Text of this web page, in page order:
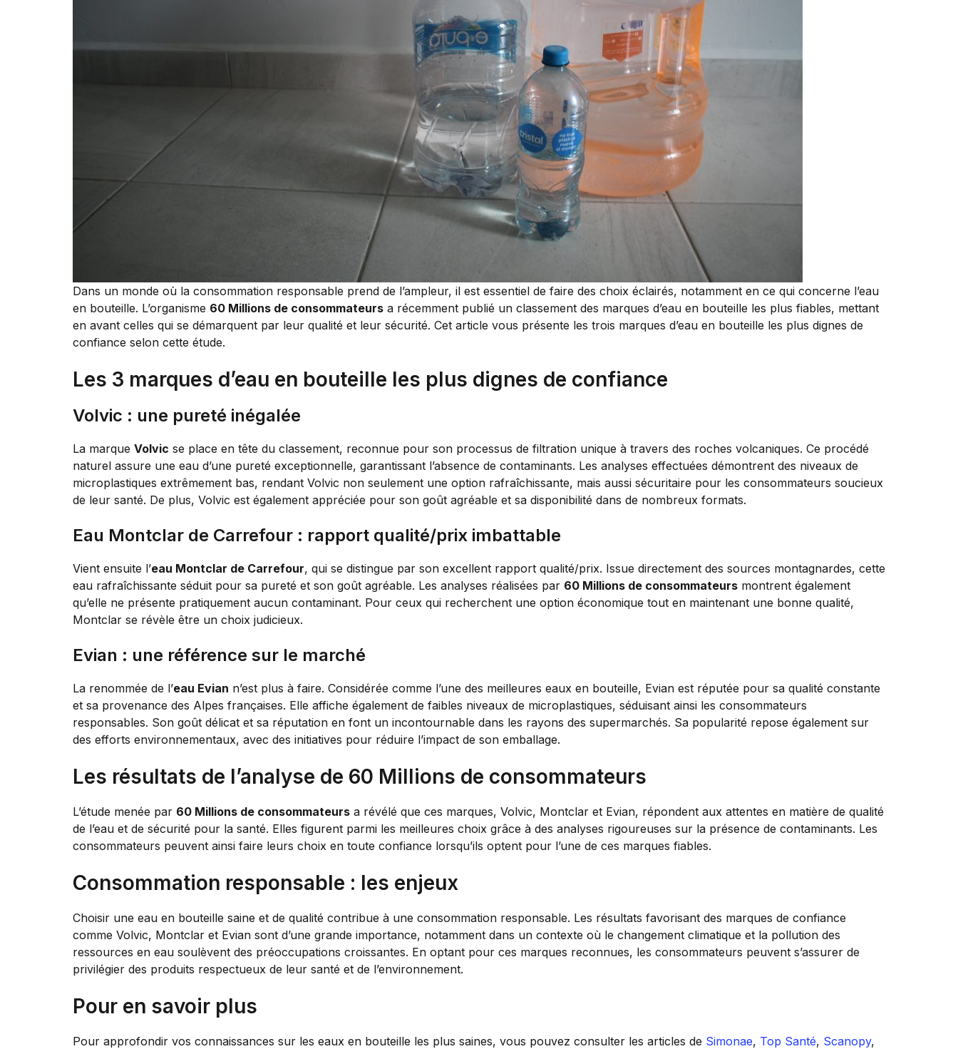
Dans un monde où la consommation responsable prend de l’ampleur, il est essentiel de faire des choix éclairés, notamment en ce qui concerne l’eau
en bouteille. L’organisme 60 Millions de consommateurs a récemment publié un classement des marques d’eau en bouteille les plus fiables, mettant
en avant celles qui se démarquent par leur qualité et leur sécurité. Cet article vous présente les trois marques d’eau en bouteille les plus dignes de
confiance selon cette étude.
Les 3 marques d’eau en bouteille les plus dignes de confiance
Volvic : une pureté inégalée
La marque Volvic se place en tête du classement, reconnue pour son processus de filtration unique à travers des roches volcaniques. Ce procédé
naturel assure une eau d’une pureté exceptionnelle, garantissant l’absence de contaminants. Les analyses effectuées démontrent des niveaux de
microplastiques extrêmement bas, rendant Volvic non seulement une option rafraîchissante, mais aussi sécuritaire pour les consommateurs soucieux
de leur santé. De plus, Volvic est également appréciée pour son goût agréable et sa disponibilité dans de nombreux formats.
Eau Montclar de Carrefour : rapport qualité/prix imbattable
Vient ensuite l’eau Montclar de Carrefour, qui se distingue par son excellent rapport qualité/prix. Issue directement des sources montagnardes, cette
eau rafraîchissante séduit pour sa pureté et son goût agréable. Les analyses réalisées par 60 Millions de consommateurs montrent également
qu’elle ne présente pratiquement aucun contaminant. Pour ceux qui recherchent une option économique tout en maintenant une bonne qualité,
Montclar se révèle être un choix judicieux.
Evian : une référence sur le marché
La renommée de l’eau Evian n’est plus à faire. Considérée comme l’une des meilleures eaux en bouteille, Evian est réputée pour sa qualité constante
et sa provenance des Alpes françaises. Elle affiche également de faibles niveaux de microplastiques, séduisant ainsi les consommateurs
responsables. Son goût délicat et sa réputation en font un incontournable dans les rayons des supermarchés. Sa popularité repose également sur
des efforts environnementaux, avec des initiatives pour réduire l’impact de son emballage.
Les résultats de l’analyse de 60 Millions de consommateurs
L’étude menée par 60 Millions de consommateurs a révélé que ces marques, Volvic, Montclar et Evian, répondent aux attentes en matière de qualité
de l’eau et de sécurité pour la santé. Elles figurent parmi les meilleures choix grâce à des analyses rigoureuses sur la présence de contaminants. Les
consommateurs peuvent ainsi faire leurs choix en toute confiance lorsqu’ils optent pour l’une de ces marques fiables.
Consommation responsable : les enjeux
Choisir une eau en bouteille saine et de qualité contribue à une consommation responsable. Les résultats favorisant des marques de confiance
comme Volvic, Montclar et Evian sont d’une grande importance, notamment dans un contexte où le changement climatique et la pollution des
ressources en eau soulèvent des préoccupations croissantes. En optant pour ces marques reconnues, les consommateurs peuvent s’assurer de
privilégier des produits respectueux de leur santé et de l’environnement.
Pour en savoir plus
Pour approfondir vos connaissances sur les eaux en bouteille les plus saines, vous pouvez consulter les articles de Simonae, Top Santé, Scanopy,